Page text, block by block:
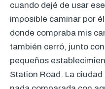
cuando dejé de usar
imposible caminar por
donde compraba mis
también cerró, junto
pequeños
Station Road. La